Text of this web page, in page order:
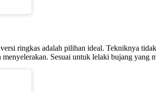
ringkas adalah pilihan ideal. Tekniknya
Sesuai untuk lelaki bujang yang